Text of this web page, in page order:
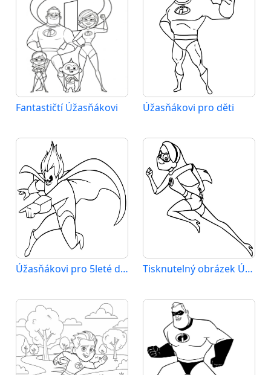
Fantastičtí Úžasňákovi Úžasňákovi pro děti
Úžasňákovi pro 5leté děti Tisknutelný obrázek Úžasňákovi